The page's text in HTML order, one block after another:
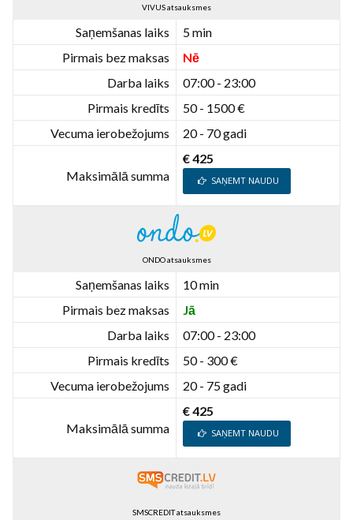
VIVUS atsauksmes
Saņemšanas laiks
5 min
Pirmais bez maksas
Nē
Darba laiks
07:00 - 23:00
Pirmais kredīts
50 - 1500 €
Vecuma ierobežojums
20 - 70 gadi
Maksimālā summa
€ 425
SAŅEMT NAUDU
ONDO atsauksmes
Saņemšanas laiks
10 min
Pirmais bez maksas
Jā
Darba laiks
07:00 - 23:00
Pirmais kredīts
50 - 300 €
Vecuma ierobežojums
20 - 75 gadi
Maksimālā summa
€ 425
SAŅEMT NAUDU
SMSCREDIT atsauksmes